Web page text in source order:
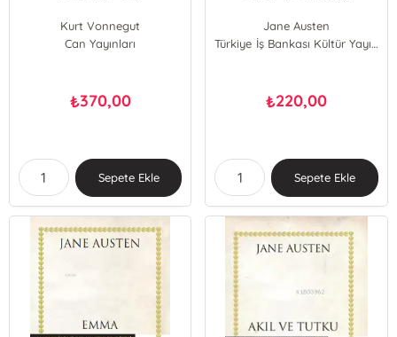
Kurt Vonnegut
Can Yayınları
₺370,00
Sepete Ekle
Jane Austen
Türkiye İş Bankası Kültür Yayınları
₺220,00
Sepete Ekle